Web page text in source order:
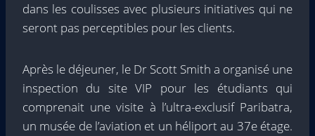
dans les coulisses avec plusieurs initiatives qui ne
seront pas perceptibles pour les clients.
Après le déjeuner, le Dr Scott Smith a organisé une
inspection du site VIP pour les étudiants qui
comprenait une visite à l’ultra-exclusif Paribatra,
un musée de l’aviation et un héliport au 37e étage.